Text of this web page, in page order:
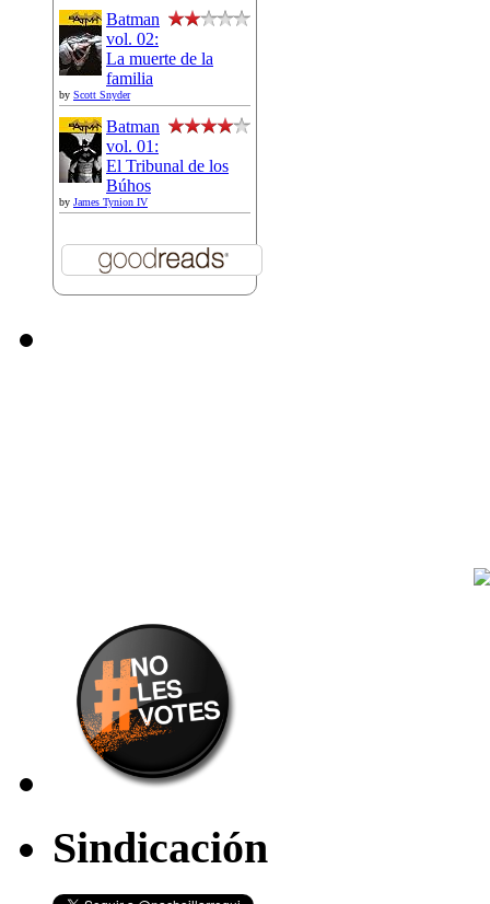
Batman
vol. 02:
La muerte de la
familia
by Scott Snyder
Batman
vol. 01:
El Tribunal de los
Búhos
by James Tynion IV
Sindicación